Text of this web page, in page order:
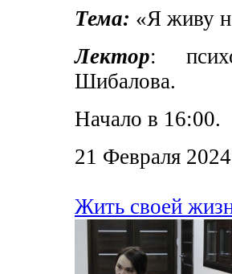
Тема: «Я живу
Лектор:
Шибалова.
Начало в 16:00.
21 Февраля 2024
Жить своей